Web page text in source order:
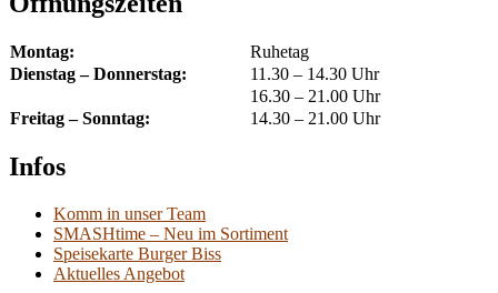
Montag:
Ruhetag
Dienstag – Donnerstag:
11.30 – 14.30 Uhr
16.30 – 21.00 Uhr
Freitag – Sonntag:
14.30 – 21.00 Uhr
Infos
Komm in unser Team
SMASHtime – Neu im Sortiment
Speisekarte Burger Biss
Aktuelles Angebot